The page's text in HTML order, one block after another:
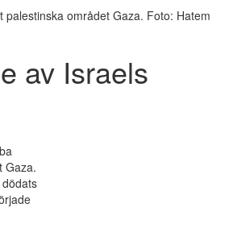
palestinska området Gaza. Foto: Hatem
av Israels
Gaza.